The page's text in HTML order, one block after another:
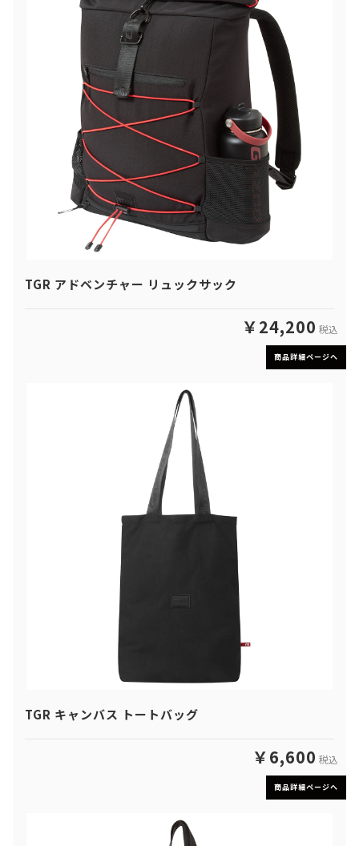
TGR アドベンチャー リュックサック
￥24,200 税込
商品詳細ページへ
TGR キャンバス トートバッグ
￥6,600 税込
商品詳細ページへ